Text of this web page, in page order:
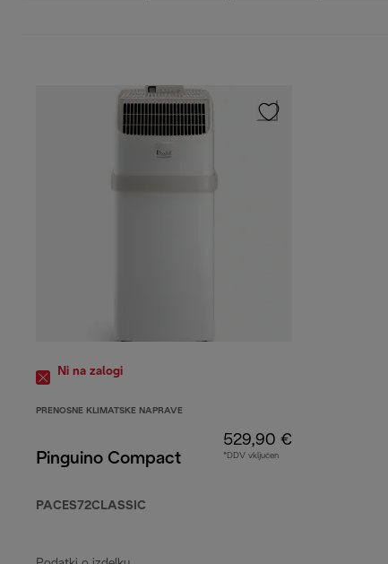
Ni na zalogi
PRENOSNE KLIMATSKE NAPRAVE
Pinguino Compact
PACES72CLASSIC
529,90 €
*DDV vključen